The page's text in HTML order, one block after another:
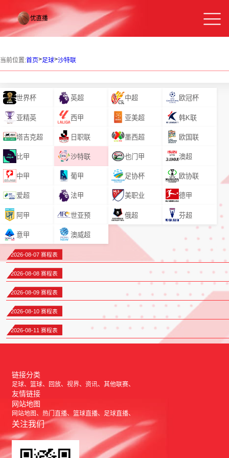
当前位置:首页>足球>沙特联
世界杯 英超 中超 欧冠杯
亚精英 西甲 亚美超 韩K联
塔吉克超 日职联 墨西超 欧国联
比甲 沙特联 也门甲 澳超
中甲 葡甲 足协杯 欧协联
爱超 法甲 美职业 德甲
阿甲 世亚预 俄超 芬超
意甲 澳威超
2026-08-07 赛程表
2026-08-08 赛程表
2026-08-09 赛程表
2026-08-10 赛程表
2026-08-11 赛程表
链接分类
足球 篮球 回放 视界 资讯 其他联赛
友情链接
网站地图
网站地图 热门直播 篮球直播 足球直播
关注我们